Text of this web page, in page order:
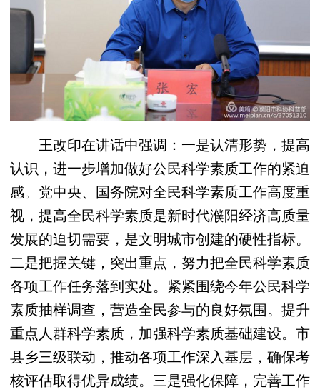
王改印在讲话中强调：一是认清形势，提高
认识，进一步增加做好公民科学素质工作的紧迫
感。党中央、国务院对全民科学素质工作高度重
视，提高全民科学素质是新时代濮阳经济高质量
发展的迫切需要，是文明城市创建的硬性指标。
二是把握关键，突出重点，努力把全民科学素质
各项工作任务落到实处。紧紧围绕今年公民科学
素质抽样调查，营造全民参与的良好氛围。提升
重点人群科学素质，加强科学素质基础建设。市
县乡三级联动，推动各项工作深入基层，确保考
核评估取得优异成绩。三是强化保障，完善工作